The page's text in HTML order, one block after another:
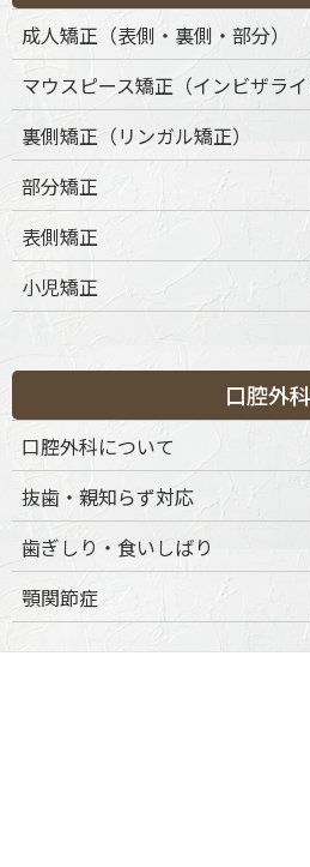
成人矯正（表側・裏側・部分）
マウスピース矯正（インビザライ
裏側矯正（リンガル矯正）
部分矯正
表側矯正
小児矯正
口腔外科
口腔外科について
抜歯・親知らず対応
歯ぎしり・食いしばり
顎関節症